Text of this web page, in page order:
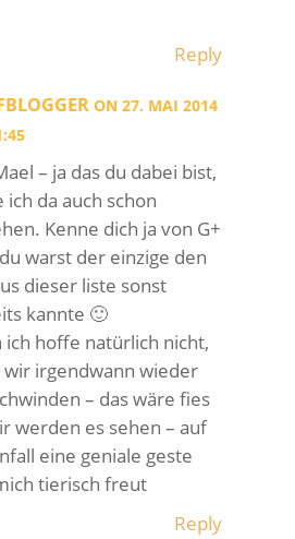
Reply
ON 27. MAI 2014
– ja das du dabei bist,
ich da auch schon
Kenne dich ja von G+
warst der einzige den
dieser liste sonst
kannte 🙂
ich hoffe natürlich nicht,
wir irgendwann wieder
– das wäre fies
werden es sehen – auf
eine geniale geste
tierisch freut
Reply